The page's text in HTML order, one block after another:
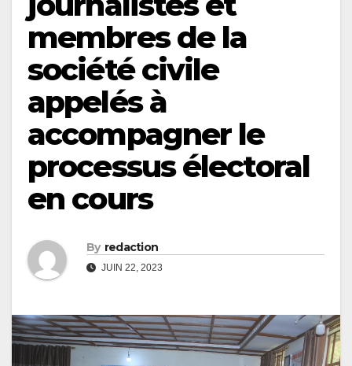
membres de la
société civile
appelés à
accompagner le
processus électoral
en cours
By redaction
JUIN 22, 2023